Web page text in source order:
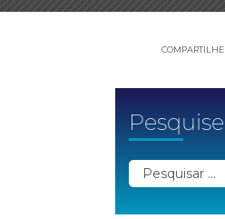
COMPARTILHE
Pesquise